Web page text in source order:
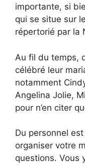
importante, si
qui se situe sur le
répertorié par la
Au fil du temps,
célébré leur
notamment
Angelina Jolie,
pour n’en citer
Du personnel
organiser votre
questions. Vous